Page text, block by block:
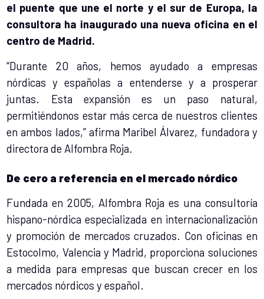
el puente que une el norte y el sur de Europa, la
consultora ha inaugurado una nueva oficina en el
centro de Madrid.
“Durante 20 años, hemos ayudado a empresas
nórdicas y españolas a entenderse y a prosperar
juntas. Esta expansión es un paso natural,
permitiéndonos estar más cerca de nuestros clientes
en ambos lados,” afirma Maribel Álvarez, fundadora y
directora de Alfombra Roja.
De cero a referencia en el mercado nórdico
Fundada en 2005, Alfombra Roja es una consultoría
hispano-nórdica especializada en internacionalización
y promoción de mercados cruzados. Con oficinas en
Estocolmo, Valencia y Madrid, proporciona soluciones
a medida para empresas que buscan crecer en los
mercados nórdicos y español.